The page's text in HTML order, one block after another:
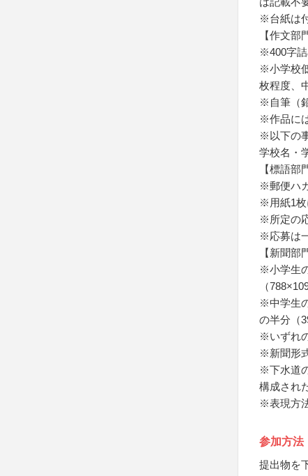
※台紙は
【作文部
※400字
※小学校
枚程度、
※自筆（
※作品に
※以下の
学校名・
【標語部
※郵便ハ
※用紙1枚
※所定の
※応募は
【新聞部
※小学生
（
※中学生
の半分（
※いずれ
※新聞形
※下水道
構成され
※表現方
参加方法
提出物を